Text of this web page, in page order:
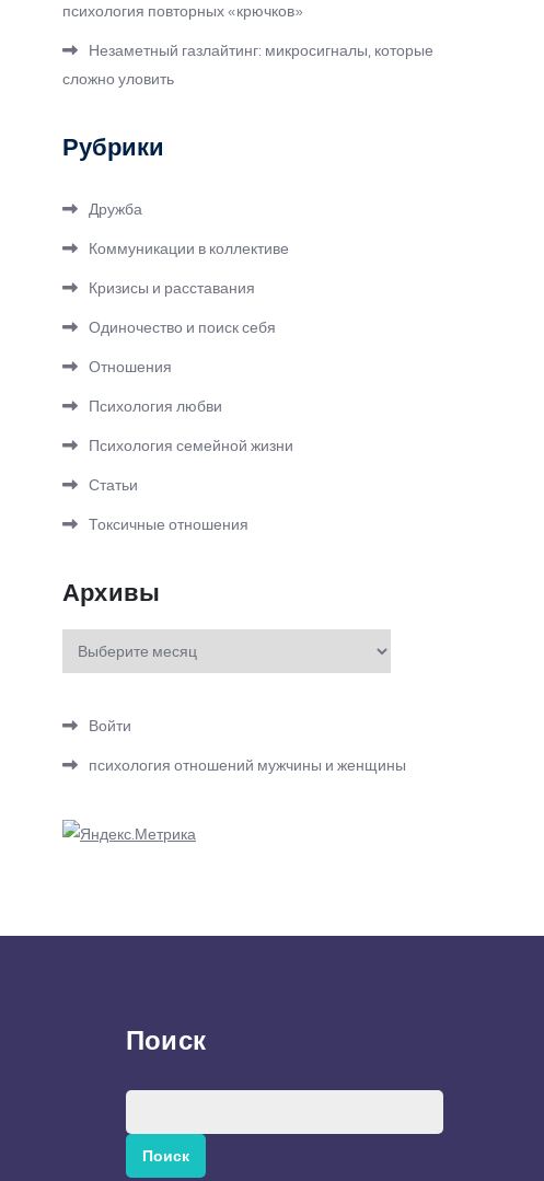
психология повторных «крючков»
Незаметный газлайтинг: микросигналы, которые
сложно уловить
Рубрики
Дружба
Коммуникации в коллективе
Кризисы и расставания
Одиночество и поиск себя
Отношения
Психология любви
Психология семейной жизни
Статьи
Токсичные отношения
Архивы
Архивы
Войти
психология отношений мужчины и женщины
Поиск